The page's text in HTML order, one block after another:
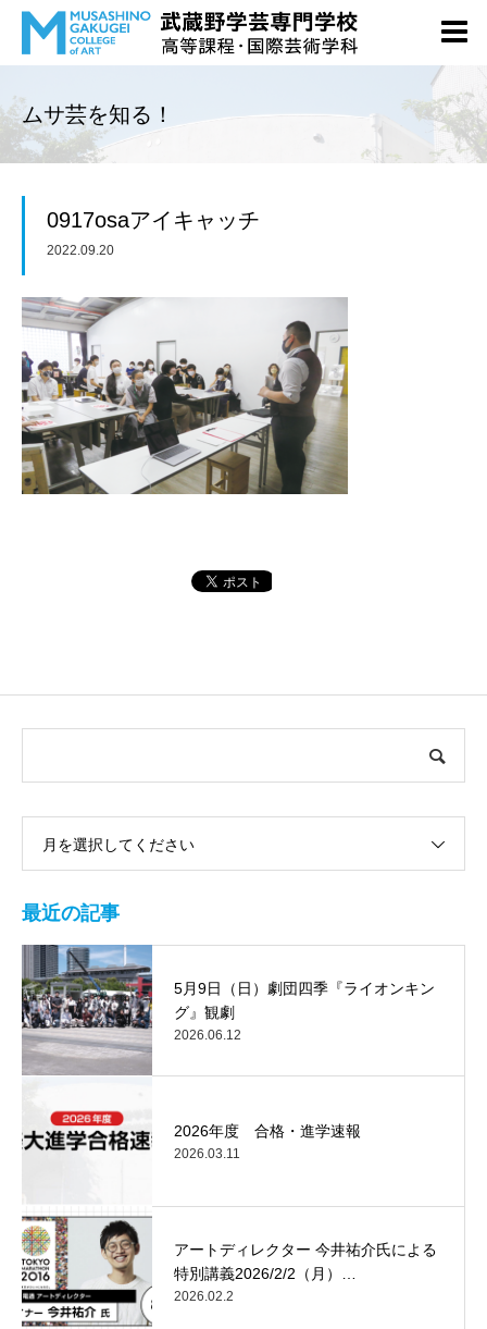
ムサ芸を知る！
0917osaアイキャッチ
2022.09.20
月を選択してください
最近の記事
5月9日（日）劇団四季『ライオンキン
グ』観劇
2026.06.12
2026年度 合格・進学速報
2026.03.11
アートディレクター 今井祐介氏による
特別講義2026/2/2（月）…
2026.02.2